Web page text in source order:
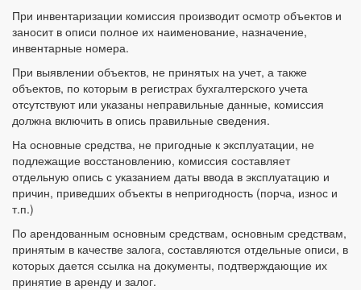
При инвентаризации комиссия производит осмотр объектов и
заносит в описи полное их наименование, назначение,
инвентарные номера.
При выявлении объектов, не принятых на учет, а также
объектов, по которым в регистрах бухгалтерского учета
отсутствуют или указаны неправильные данные, комиссия
должна включить в опись правильные сведения.
На основные средства, не пригодные к эксплуатации, не
подлежащие восстановлению, комиссия составляет
отдельную опись с указанием даты ввода в эксплуатацию и
причин, приведших объекты в непригодность (порча, износ и
т.п.)
По арендованным основным средствам, основным средствам,
принятым в качестве залога, составляются отдельные описи, в
которых дается ссылка на документы, подтверждающие их
принятие в аренду и залог.